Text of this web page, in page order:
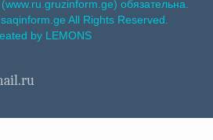
обязательна.
All Rights Reserved.
by LEMONS